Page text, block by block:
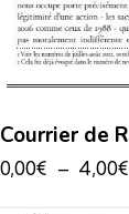
Courrier de
0,00€ – 4,00€